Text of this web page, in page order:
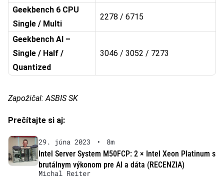
Geekbench 6 CPU
Single / Multi
2278 / 6715
Geekbench AI –
Single / Half /
Quantized
3046 / 3052 / 7273
Zapožičal: ASBIS SK
Prečítajte si aj:
29. júna 2023 •
8m
Intel Server System M50FCP: 2 × Intel Xeon Platinum s
brutálnym výkonom pre AI a dáta (RECENZIA)
Michal Reiter